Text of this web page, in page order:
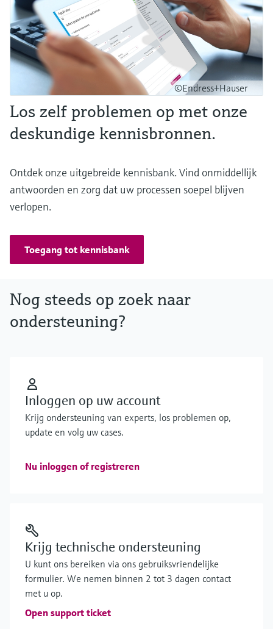
©Endress+Hauser
Los zelf problemen op met onze
deskundige kennisbronnen.
Ontdek onze uitgebreide kennisbank. Vind onmiddellijk
antwoorden en zorg dat uw processen soepel blijven
verlopen.
Toegang tot kennisbank
Nog steeds op zoek naar
ondersteuning?
Inloggen op uw account
Krijg ondersteuning van experts, los problemen op,
update en volg uw cases.
Nu inloggen of registreren
Krijg technische ondersteuning
U kunt ons bereiken via ons gebruiksvriendelijke
formulier. We nemen binnen 2 tot 3 dagen contact
met u op.
Open support ticket